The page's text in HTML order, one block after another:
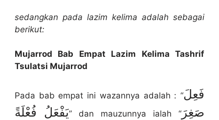
sedangkan pada lazim kelima adalah sebagai
berikut:
Mujarrod Bab Empat Lazim Kelima Tashrif
Tsulatsi Mujarrod
Pada bab empat ini wazannya adalah : “فَعِلَ
يَفْعَلُ فُعْلَةً” dan mauzunnya ialah “ صَغِرَ